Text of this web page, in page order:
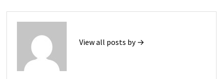
View all posts by →